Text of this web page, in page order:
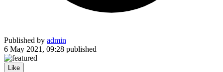
Published by admin
6 May 2021, 09:28 published
Like